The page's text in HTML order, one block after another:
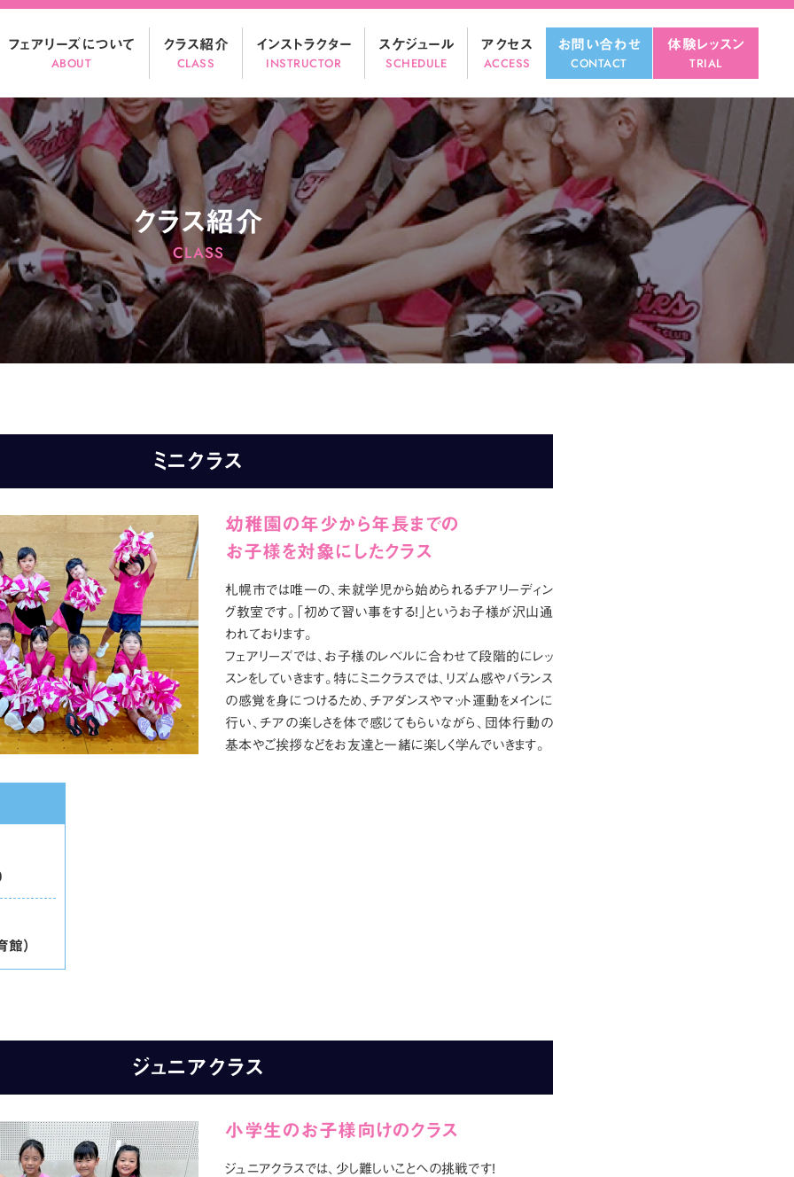
フェアリーズについて
ABOUT
クラス紹介
CLASS
インストラクター
INSTRUCTOR
スケジュール
SCHEDULE
アクセス
ACCESS
お問い合わせ
CONTACT
体験レッスン
TRIAL
クラス紹介
CLASS
ミニクラス
幼稚園の年少から年長までの
お子様を対象にしたクラス
札幌市では唯一の、未就学児から始められるチアリーディン
グ教室です。「初めて習い事をする!」というお子様が沢山通
われております。
フェアリーズでは、お子様のレベルに合わせて段階的にレッ
スンをしていきます。特にミニクラスでは、リズム感やバランス
の感覚を身につけるため、チアダンスやマット運動をメインに
行い、チアの楽しさを体で感じてもらいながら、団体行動の
基本やご挨拶などをお友達と一緒に楽しく学んでいきます。
）
ジュニアクラス
小学生のお子様向けのクラス
ジュニアクラスでは、少し難しいことへの挑戦です!
ツ
キ
プ